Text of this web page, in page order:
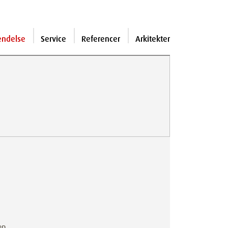
Service Referencer Arkitekter